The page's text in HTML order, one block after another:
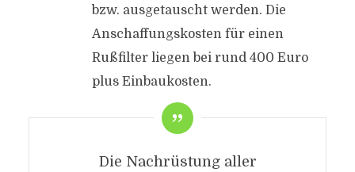
bzw. ausgetauscht werden. Die
Anschaffungskosten für einen
Rußfilter liegen bei rund 400 Euro
plus Einbaukosten.
Die Nachrüstung aller